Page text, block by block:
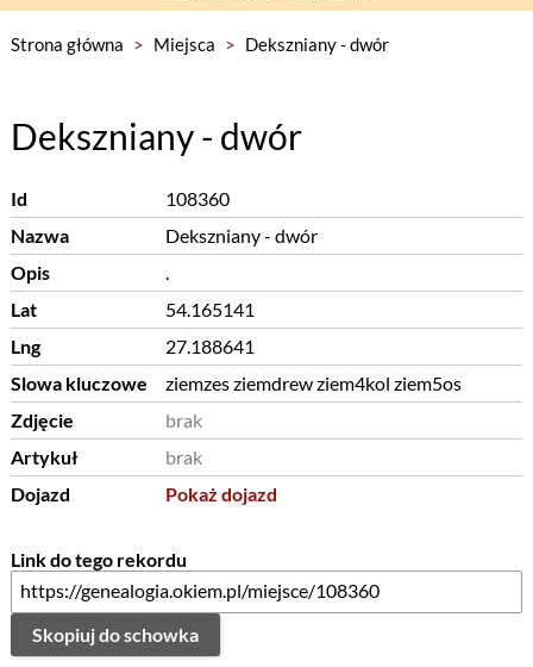
Strona główna > Miejsca > Dekszniany - dwór
Dekszniany - dwór
Id
108360
Nazwa
Dekszniany - dwór
Opis
.
Lat
54.165141
Lng
27.188641
Slowa kluczowe
ziemzes ziemdrew ziem4kol ziem5os
Zdjęcie
brak
Artykuł
brak
Dojazd
Pokaż dojazd
Link do tego rekordu
Skopiuj do schowka